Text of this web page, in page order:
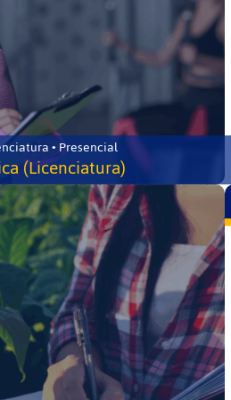
• Presencial
(Licenciatura)